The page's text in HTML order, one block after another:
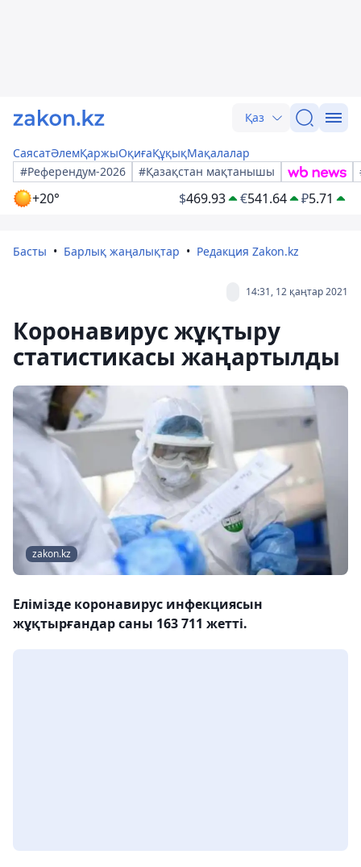
Қаз
СаясатӘлемҚаржыОқиғаҚұқықМақалалар
#Референдум-2026
#Қазақстан мақтанышы
+20° $469.93 €541.64 ₽5.71
Басты Барлық жаңалықтар Редакция Zakon.kz
14:31, 12 қаңтар 2021
Коронавирус жұқтыру
статистикасы жаңартылды
zakon.kz
Елімізде коронавирус инфекциясын
жұқтырғандар саны 163 711 жетті.